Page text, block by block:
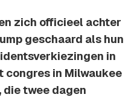
zich officieel achter
geschaard als hun
in
congres in Milwaukee
die twee dagen